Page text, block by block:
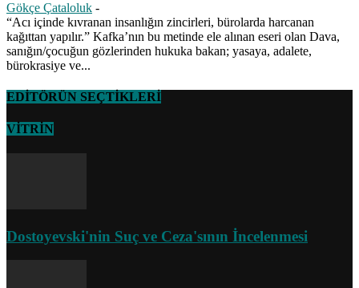
Gökçe Çataloluk -
“Acı içinde kıvranan insanlığın zincirleri, bürolarda harcanan
kağıttan yapılır.” Kafka’nın bu metinde ele alınan eseri olan Dava,
sanığın/çocuğun gözlerinden hukuka bakan; yasaya, adalete,
bürokrasiye ve...
EDİTÖRÜN SEÇTİKLERİ
VİTRİN
Dostoyevski'nin Suç ve Ceza'sının İncelenmesi